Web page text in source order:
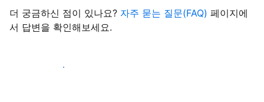
더 궁금하신 점이 있나요? 자주 묻는 질문(FAQ) 페이지에
서 답변을 확인해보세요.
숙소로 고객 유치하기